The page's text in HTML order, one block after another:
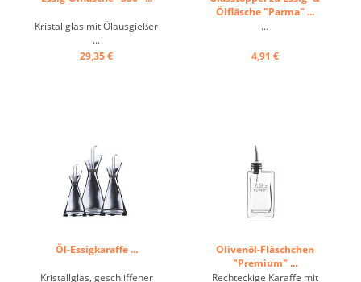
Kristallglas mit Ölausgießer
...
29,35 €
Ölfläsche "Parma" ...
...
4,91 €
Öl-Essigkaraffe ...
Kristallglas, geschliffener
Olivenöl-Fläschchen
"Premium" ...
Rechteckige Karaffe mit